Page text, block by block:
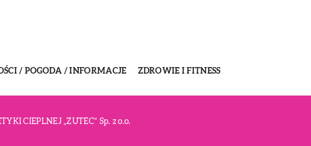
/ POGODA / INFORMACJE ZDROWIE I FITNESS
CIEPLNEJ „ZUTEC” Sp. z o.o.